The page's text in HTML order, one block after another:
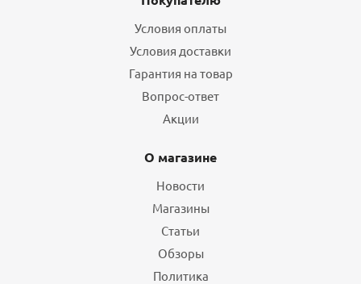
Условия оплаты
Условия доставки
Гарантия на товар
Вопрос-ответ
Акции
О магазине
Новости
Магазины
Статьи
Обзоры
Политика